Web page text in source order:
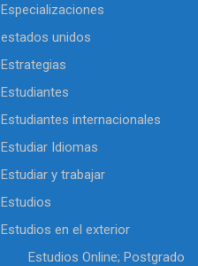
Especializaciones
estados unidos
Estrategias
Estudiantes
Estudiantes internacionales
Estudiar Idiomas
Estudiar y trabajar
Estudios
Estudios en el exterior
Estudios Online; Postgrado